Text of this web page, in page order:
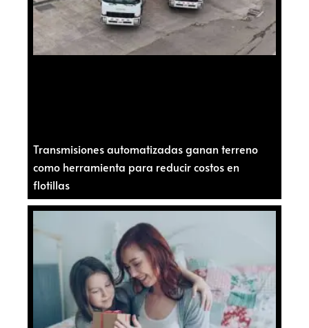
Transmisiones automatizadas ganan terreno
como herramienta para reducir costos en
flotillas